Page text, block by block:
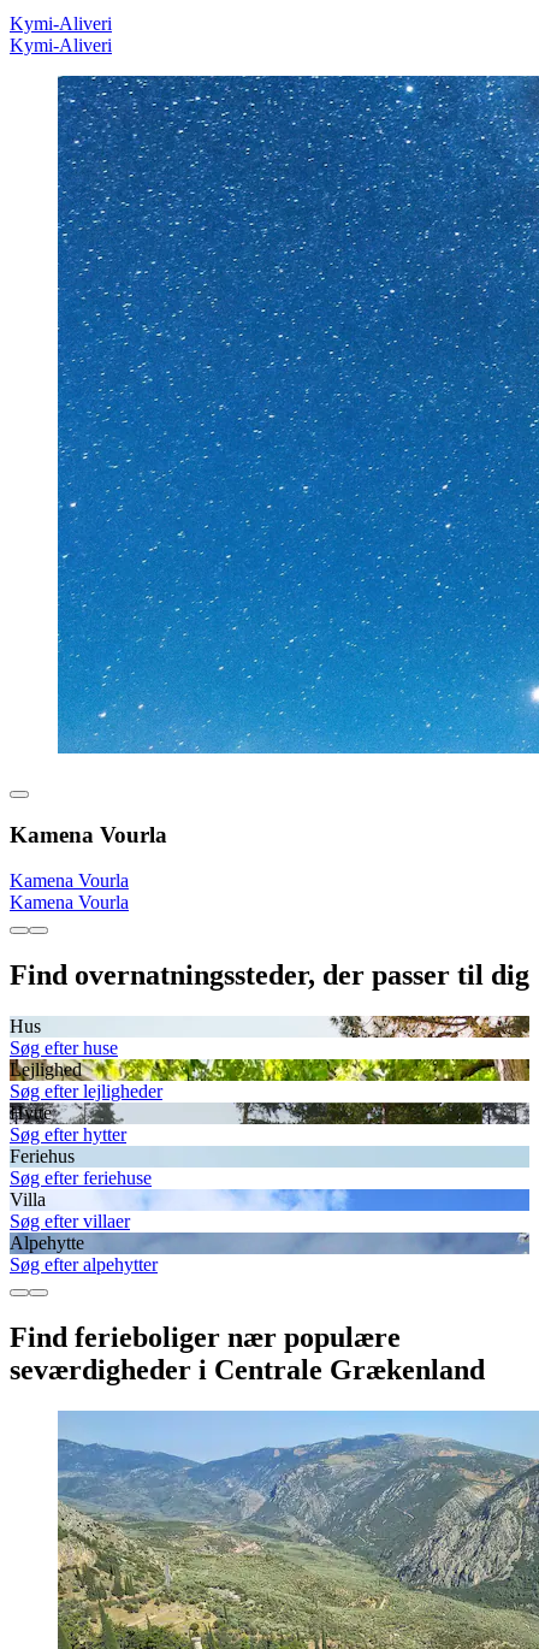
Kymi-Aliveri
Kymi-Aliveri
Kamena Vourla
Kamena Vourla
Kamena Vourla
Find overnatningssteder, der passer til dig
Hus
Søg efter huse
Lejlighed
Søg efter lejligheder
Hytte
Søg efter hytter
Feriehus
Søg efter feriehuse
Villa
Søg efter villaer
Alpehytte
Søg efter alpehytter
Find ferieboliger nær populære
seværdigheder i Centrale Grækenland